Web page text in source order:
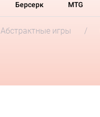
Берсерк MTG
Абстрактные игры